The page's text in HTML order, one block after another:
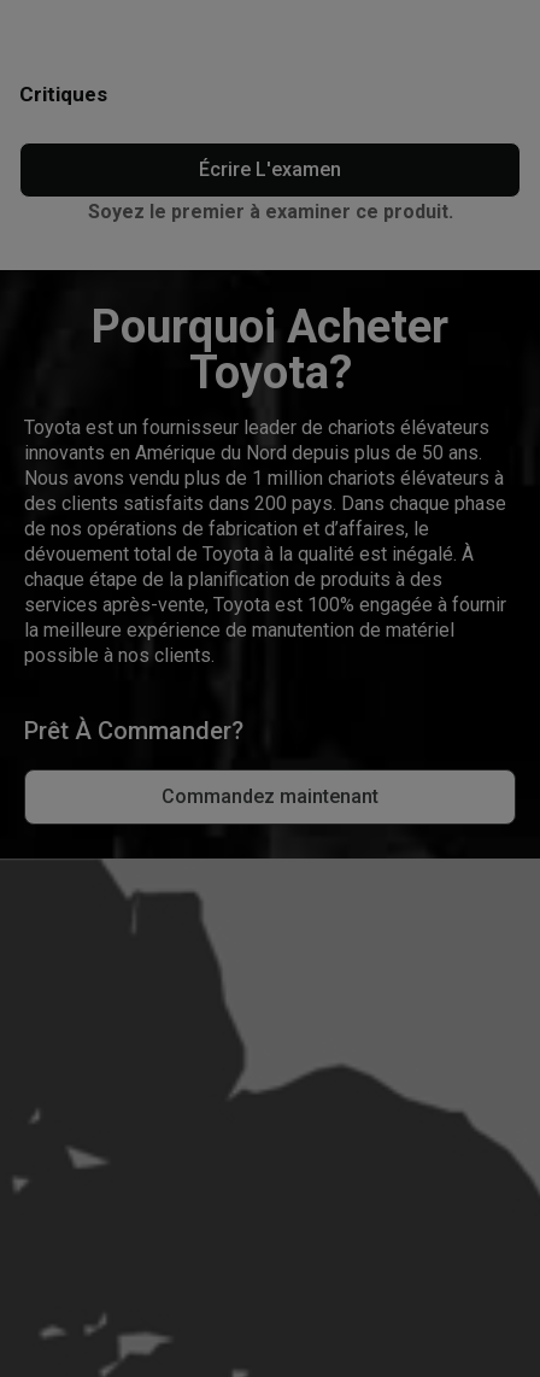
Critiques
Écrire L'examen
Soyez le premier à examiner ce produit.
Pourquoi Acheter
Toyota?
Toyota est un fournisseur leader de chariots élévateurs
innovants en Amérique du Nord depuis plus de 50 ans.
Nous avons vendu plus de 1 million chariots élévateurs à
des clients satisfaits dans 200 pays. Dans chaque phase
de nos opérations de fabrication et d’affaires, le
dévouement total de Toyota à la qualité est inégalé. À
chaque étape de la planification de produits à des
services après-vente, Toyota est 100% engagée à fournir
la meilleure expérience de manutention de matériel
possible à nos clients.
Prêt À Commander?
Commandez maintenant